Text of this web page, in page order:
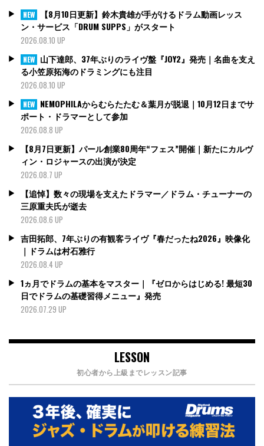
NEW
【8月10日更新】鈴木貴雄が手がけるドラム動画レッス
ン・サービス「DRUM SUPPS」がスタート
2026.08.10 UP
NEW 山下達郎、37年ぶりのライヴ盤『JOY2』発売｜名曲を支え
る小笠原拓海のドラミングにも注目
2026.08.10 UP
NEW NEMOPHILAからむらたたむ＆葉月が脱退｜10月12日までサ
ポート・ドラマーとして参加
2026.08.8 UP
【8月7日更新】パール創業80周年“フェス”開催｜新たにカルヴ
ィン・ロジャースの出演が決定
2026.08.7 UP
【追悼】数々の現場を支えたドラマー／ドラム・チューナーの
三原重夫氏が逝去
2026.08.6 UP
吉田拓郎、7年ぶりの有観客ライヴ『春だったね2026』映像化
｜ドラムは村石雅行
2026.08.4 UP
1ヵ月でドラムの基本をマスター｜『ゼロからはじめる! 最短30
日でドラムの基礎習得メニュー』発売
2026.07.29 UP
LESSON
初心者から上級までレッスン記事